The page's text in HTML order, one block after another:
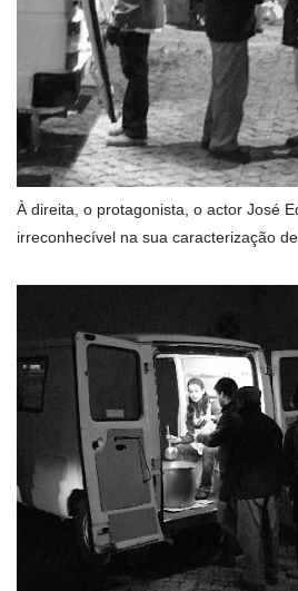
À direita, o protagonista, o actor José
irreconhecível na sua caracterização